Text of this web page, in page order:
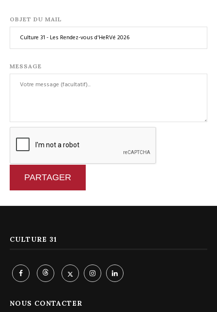
OBJET DU MAIL
MESSAGE
PARTAGER
CULTURE 31
NOUS CONTACTER